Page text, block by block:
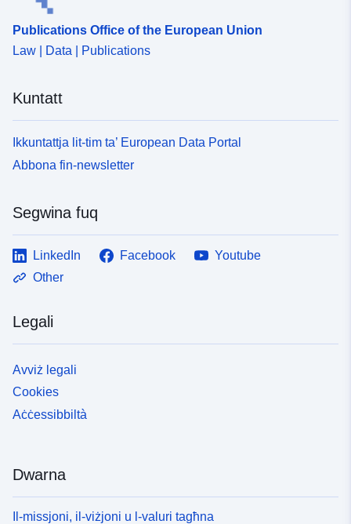
Publications Office of the European Union
Law | Data | Publications
Kuntatt
Ikkuntattja lit-tim ta’ European Data Portal
Abbona fin-newsletter
Segwina fuq
LinkedIn Facebook
Youtube
Other
Legali
Avviż legali
Cookies
Aċċessibbiltà
Dwarna
Il-missjoni, il-viżjoni u l-valuri tagħna